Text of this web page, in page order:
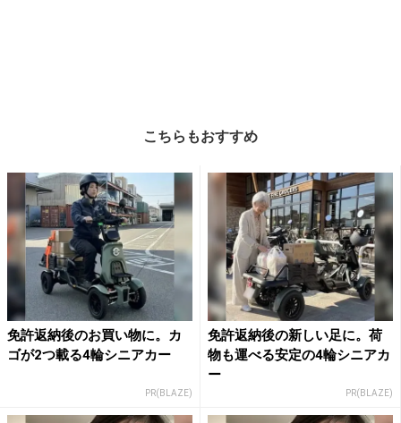
こちらもおすすめ
免許返納後のお買い物に。カ
ゴが2つ載る4輪シニアカー
PR(BLAZE)
免許返納後の新しい足に。荷
物も運べる安定の4輪シニアカ
ー
PR(BLAZE)